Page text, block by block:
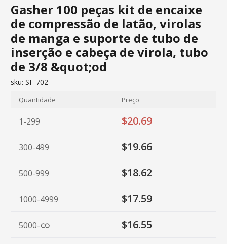
Gasher 100 peças kit de encaixe
de compressão de latão, virolas
de manga e suporte de tubo de
inserção e cabeça de virola, tubo
de 3/8 &quot;od
sku: SF-702
Quantidade Preço
1-299 $20.69
300-499 $19.66
500-999 $18.62
1000-4999 $17.59
5000- $16.55